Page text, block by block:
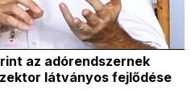
az adórendszernek
látványos fejlődése